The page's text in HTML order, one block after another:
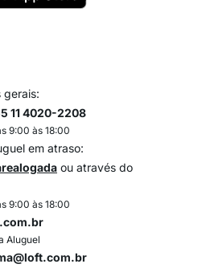
11 4020-2208
9:00 às 18:00
em atraso:
ou através do
9:00 às 18:00
Aluguel